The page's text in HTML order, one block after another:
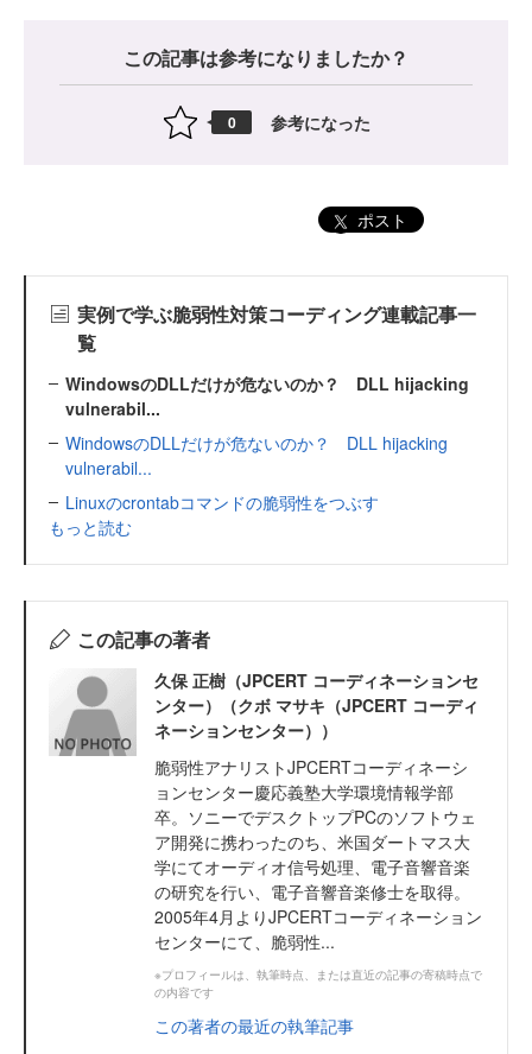
この記事は参考になりましたか？
0 参考になった
ポスト
実例で学ぶ脆弱性対策コーディング連載記事一
覧
WindowsのDLLだけが危ないのか？ DLL hijacking
vulnerabil...
WindowsのDLLだけが危ないのか？ DLL hijacking
vulnerabil...
Linuxのcrontabコマンドの脆弱性をつぶす
もっと読む
この記事の著者
久保 正樹（JPCERT コーディネーションセ
ンター）（クボ マサキ（JPCERT コーディ
ネーションセンター））
脆弱性アナリストJPCERTコーディネーシ
ョンセンター慶応義塾大学環境情報学部
卒。ソニーでデスクトップPCのソフトウェ
ア開発に携わったのち、米国ダートマス大
学にてオーディオ信号処理、電子音響音楽
の研究を行い、電子音響音楽修士を取得。
2005年4月よりJPCERTコーディネーション
センターにて、脆弱性...
※プロフィールは、執筆時点、または直近の記事の寄稿時点で
の内容です
この著者の最近の執筆記事